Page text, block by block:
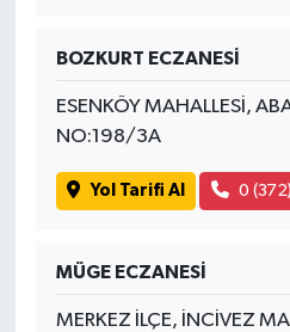
BOZKURT ECZANESİ
ESENKÖY MAHALLESİ,
NO:198/3A
Yol Tarifi Al 0
MÜGE ECZANESİ
MERKEZ İLÇE, İNCİVEZ